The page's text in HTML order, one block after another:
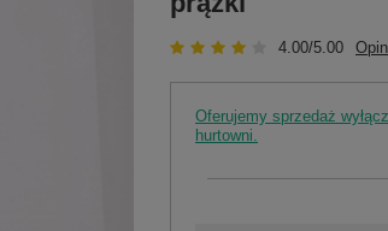
4.00/5.00
Oferujemy sprzedaż
hurtowni.